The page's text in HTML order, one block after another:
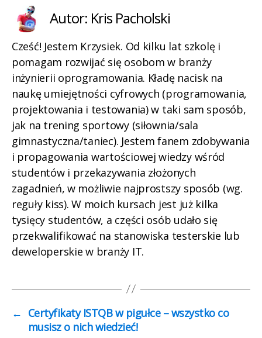
Autor: Kris Pacholski
Cześć! Jestem Krzysiek. Od kilku lat szkolę i
pomagam rozwijać się osobom w branży
inżynierii oprogramowania. Kładę nacisk na
naukę umiejętności cyfrowych (programowania,
projektowania i testowania) w taki sam sposób,
jak na trening sportowy (siłownia/sala
gimnastyczna/taniec). Jestem fanem zdobywania
i propagowania wartościowej wiedzy wśród
studentów i przekazywania złożonych
zagadnień, w możliwie najprostszy sposób (wg.
reguły kiss). W moich kursach jest już kilka
tysięcy studentów, a części osób udało się
przekwalifikować na stanowiska testerskie lub
deweloperskie w branży IT.
← Certyfikaty ISTQB w pigułce – wszystko co
musisz o nich wiedzieć!